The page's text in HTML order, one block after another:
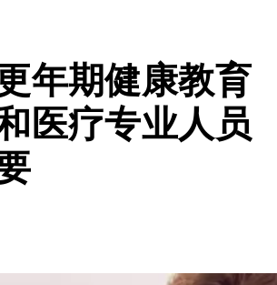
年期健康教育
医疗专业人员